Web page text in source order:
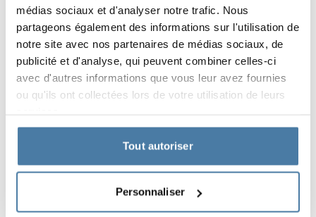
médias sociaux et d'analyser notre trafic. Nous
partageons également des informations sur l'utilisation de
notre site avec nos partenaires de médias sociaux, de
publicité et d'analyse, qui peuvent combiner celles-ci
avec d'autres informations que vous leur avez fournies
ou qu'ils ont collectées lors de votre utilisation de leurs
Tout autoriser
Personnaliser